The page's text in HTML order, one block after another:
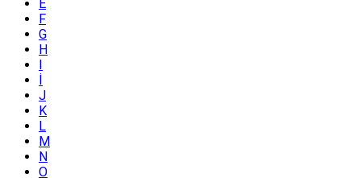
E
F
G
H
I
İ
J
K
L
M
N
O